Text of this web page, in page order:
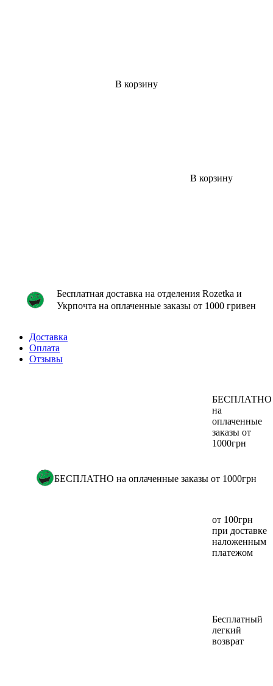
В корзину
В корзину
Бесплатная доставка на отделения Rozetka и
Укрпочта на оплаченные заказы от 1000 гривен
Доставка
Оплата
Отзывы
БЕСПЛАТНО
на
оплаченные
заказы от
1000грн
БЕСПЛАТНО на оплаченные заказы от 1000грн
от 100грн
при доставке
наложенным
платежом
Бесплатный
легкий
возврат